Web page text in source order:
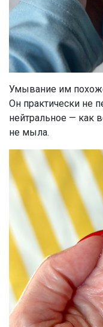
Умывание им
Он практически не
нейтральное — как
не мыла.